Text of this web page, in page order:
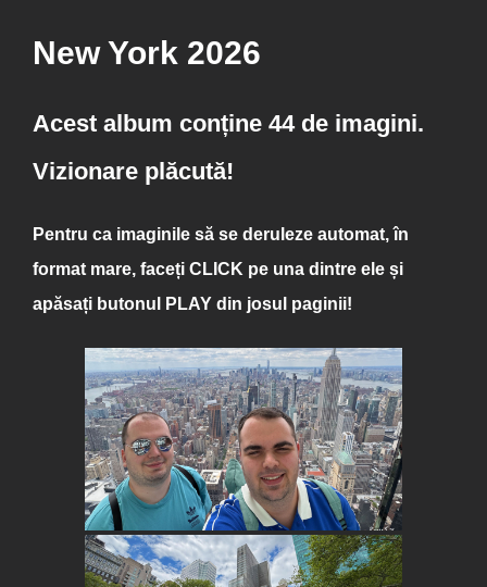
New York 2026
Acest album conține 44 de imagini.
Vizionare plăcută!
Pentru ca imaginile să se deruleze automat, în
format mare, faceți CLICK pe una dintre ele și
apăsați butonul
PLAY din josul paginii!